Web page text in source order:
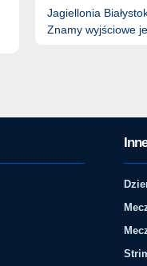
Jagiellonia
Znamy wyjściowe